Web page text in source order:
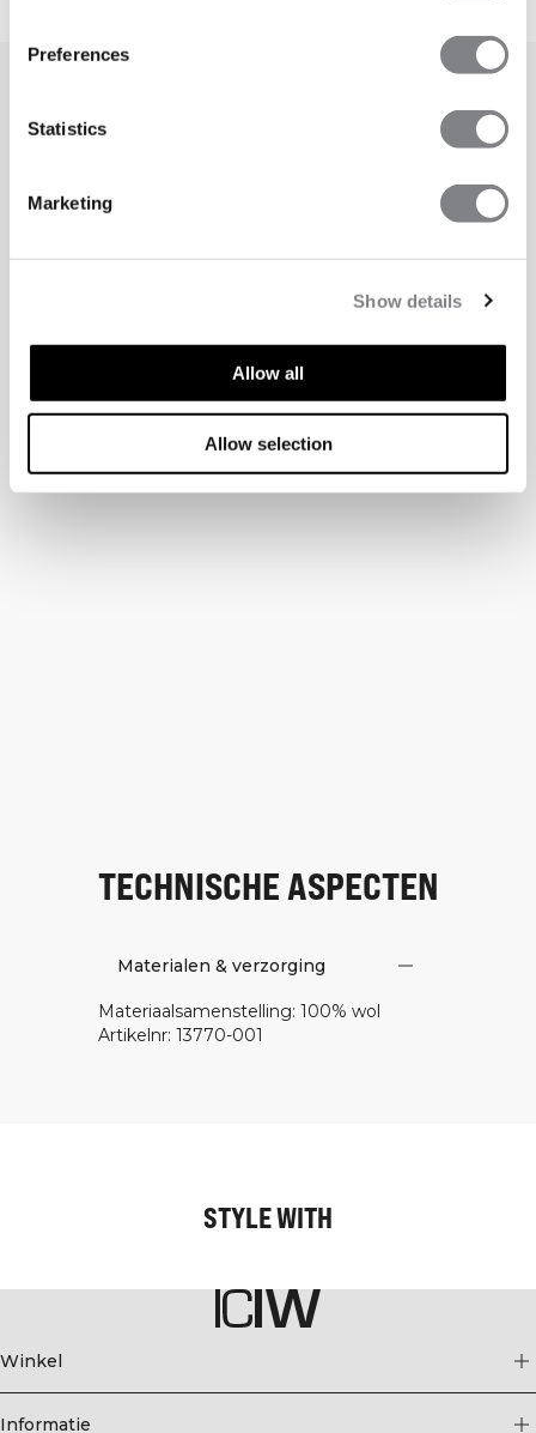
Preferences
Statistics
Marketing
Show details
Allow all
Allow selection
TECHNISCHE ASPECTEN
Materialen & verzorging
Materiaalsamenstelling: 100% wol
Artikelnr: 13770-001
STYLE WITH
Winkel
Informatie